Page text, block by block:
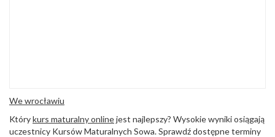
We wrocławiu
Którykurs maturalny onlinejest najlepszy? Wysokie wyniki osiągają
uczestnicy Kursów Maturalnych Sowa. Sprawdź dostępne terminy